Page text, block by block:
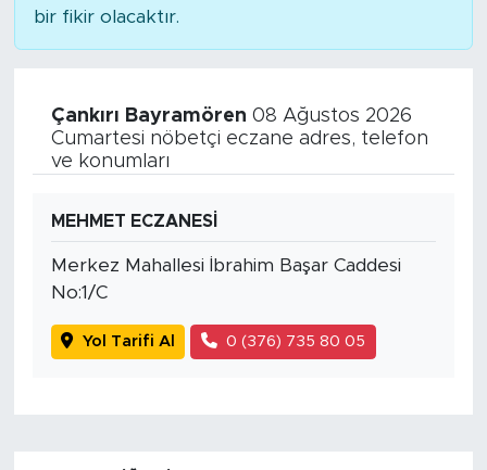
bir fikir olacaktır.
Çankırı Bayramören 08 Ağustos 2026
Cumartesi nöbetçi eczane adres, telefon
ve konumları
MEHMET ECZANESİ
Merkez Mahallesi İbrahim Başar Caddesi
No:1/C
Yol Tarifi Al 0 (376) 735 80 05